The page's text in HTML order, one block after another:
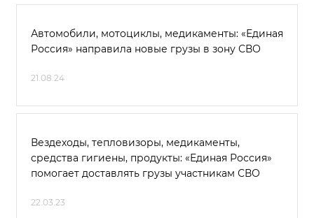
Автомобили, мотоциклы, медикаменты: «Единая
Россия» направила новые грузы в зону СВО
21.08.24
Вездеходы, тепловизоры, медикаменты,
средства гигиены, продукты: «Единая Россия»
помогает доставлять грузы участникам СВО
22.03.23